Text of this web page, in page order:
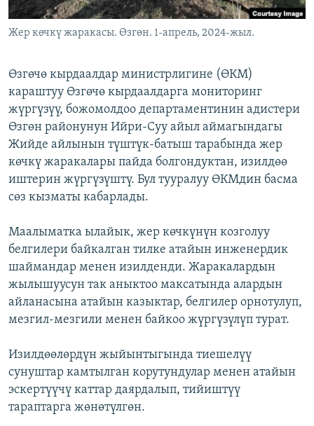
ЭЕ/АРнун бардык сайттары
Жер көчкү жаракасы. Өзгөн. 1-апрель, 2024-жыл.
Өзгөчө кырдаалдар министрлигине (ӨКМ)
караштуу Өзгөчө кырдаалдарга мониторинг
жүргүзүү, божомолдоо департаментинин адистери
Өзгөн районунун Ийри-Суу айыл аймагындагы
Жийде айлынын түштүк-батыш тарабында жер
көчкү жаракалары пайда болгондуктан, изилдөө
иштерин жүргүзүштү. Бул тууралуу ӨКМдин басма
сөз кызматы кабарлады.
Маалыматка ылайык, жер көчкүнүн козголуу
белгилери байкалган тилке атайын инженердик
шаймандар менен изилденди. Жаракалардын
жылышуусун так аныктоо максатында алардын
айланасына атайын казыктар, белгилер орнотулуп,
мезгил-мезгили менен байкоо жүргүзүлүп турат.
Изилдөөлөрдүн жыйынтыгында тиешелүү
сунуштар камтылган корутундулар менен атайын
эскертүүчү каттар даярдалып, тийиштүү
тараптарга жөнөтүлгөн.